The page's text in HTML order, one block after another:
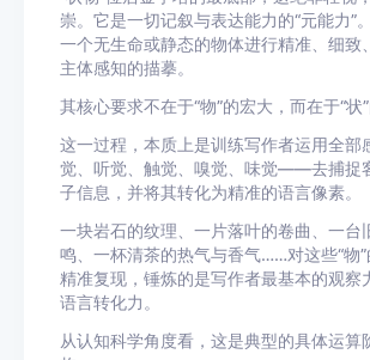
崇。它是一切记叙与表达能力的“元能力”
一个无生命或静态的物体进行精准、细致
主体感知的描摹。
其核心要求不在于“物”的宏大，而在于“状”
这一过程，本质上是训练写作者运用全
觉、听觉、触觉、嗅觉、味觉——去捕捉
子信息，并将其转化为精准的语言像素。
一块岩石的纹理、一片落叶的卷曲、一台
鸣、一杯清茶的热气与香气……对这些“物
精准复现，锤炼的是写作者最基本的观察
语言转化力。
从认知科学角度看，这是典型的具体运算